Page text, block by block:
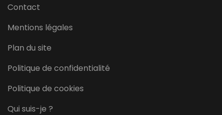
Contact
Mentions légales
Plan du site
Politique de confidentialité
Politique de cookies
Qui suis-je ?